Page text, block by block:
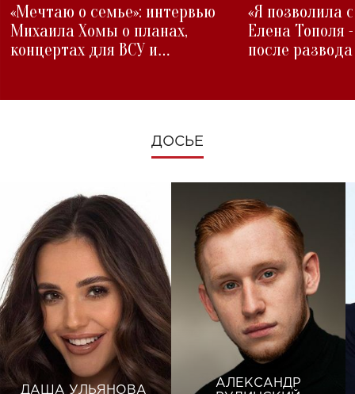
«Мечтаю о семье»: интервью
Михаила Хомы о планах,
концертах для ВСУ и
«Я позволила
Елена Тополя
после развода
ДОСЬЕ
ДАША УЛЬЯНОВА
АЛЕКСАНДР